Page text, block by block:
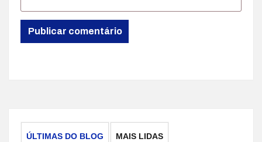
ÚLTIMAS DO BLOG MAIS LIDAS